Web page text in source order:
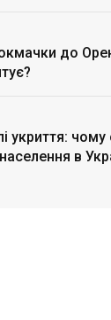
до
укриття: чому
в